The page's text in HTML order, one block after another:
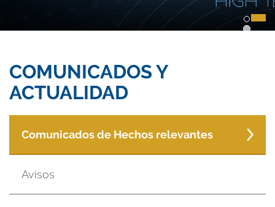
COMUNICADOS Y
ACTUALIDAD
Comunicados de Hechos relevantes
Avisos